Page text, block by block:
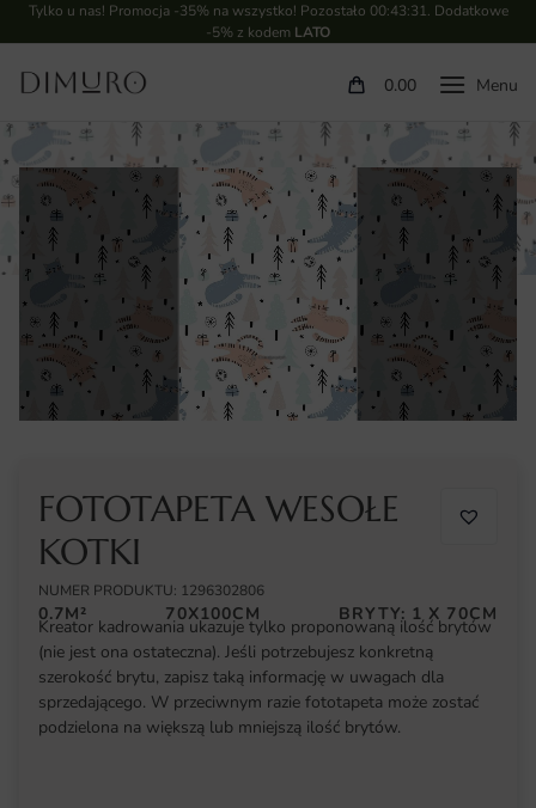
Tylko u nas! Promocja -35% na wszystko! Pozostało 00:43:31. Dodatkowe
-5% z kodem LATO
0.00
FOTOTAPETA WESOŁE
KOTKI
NUMER PRODUKTU: 1296302806
0.7M² 70X100CM BRYTY: 1 X 70CM
Kreator kadrowania ukazuje tylko proponowaną ilość brytów
(nie jest ona ostateczna). Jeśli potrzebujesz konkretną
szerokość brytu, zapisz taką informację w uwagach dla
sprzedającego. W przeciwnym razie fototapeta może zostać
podzielona na większą lub mniejszą ilość brytów.